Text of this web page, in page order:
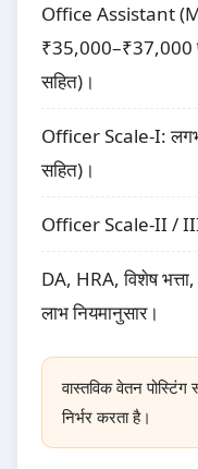
Office Assistant
₹35,000–₹37,000
सहित)।
Officer Scale-I:
सहित)।
Officer Scale-II /
DA, HRA, विशेष
लाभ नियमानुसार।
वास्तविक वेतन
निर्भर करता है।